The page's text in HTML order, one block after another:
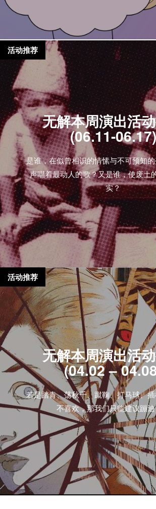
无解本周演出活
(06.11-06.17)
是谁，在似曾相识的情愫与不可预知
声唱着最动人的歌？又是谁，使废土
实？
活动推荐
无解本周演出活
(04.02 –
若是踏青、荡秋千、蹴鞠、打马球、
不喜欢，那我们只能建议蹦迪
活动推荐